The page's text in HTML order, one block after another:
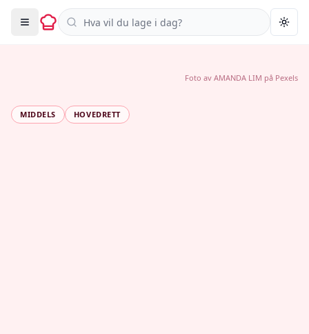
Søk i oppskrifter
MIDDELS HOVEDRETT
Foto av AMANDA LIM på Pexels